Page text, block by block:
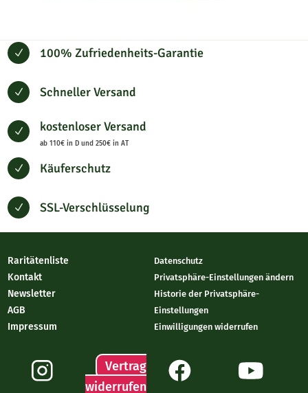
N 100% Zufriedenheits-Garantie
N Schneller Versand
N kostenloser Versand
ab 110€ in D und 250€ in AT
N Käuferschutz
N SSL-Verschlüsselung
Raritätenliste
Kontakt
Newsletter
AGB
Impressum
Datenschutz
Privatsphäre-Einstellungen ändern
Historie der Privatsphäre-
Einstellungen
Einwilligungen widerrufen
Vertrag
widerrufen